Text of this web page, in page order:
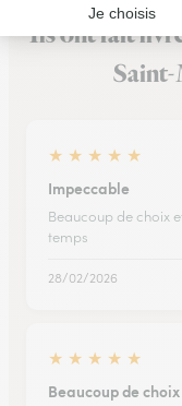
Ils ont fait
★ ★ ★ ★ ★
Impeccable
Beaucoup de choix
temps
28/02/2026
★ ★ ★ ★ ★
Beaucoup de choix